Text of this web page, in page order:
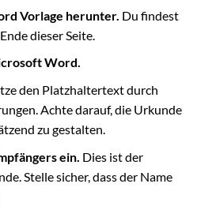
Vorlage herunter. Du findest
dieser Seite.
Word.
den Platzhaltertext durch
Achte darauf, die Urkunde
zu gestalten.
ein. Dies ist der
Stelle sicher, dass der Name